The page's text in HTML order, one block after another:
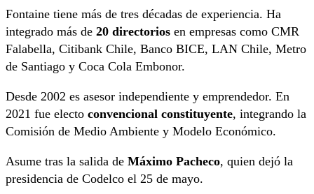
Fontaine tiene más de tres décadas de experiencia. Ha
integrado más de 20 directorios en empresas como CMR
Falabella, Citibank Chile, Banco BICE, LAN Chile, Metro
de Santiago y Coca Cola Embonor.
Desde 2002 es asesor independiente y emprendedor. En
2021 fue electo convencional constituyente, integrando la
Comisión de Medio Ambiente y Modelo Económico.
Asume tras la salida de Máximo Pacheco, quien dejó la
presidencia de Codelco el 25 de mayo.